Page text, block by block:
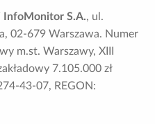
InfoMonitor S.A., ul.
02-679 Warszawa. Numer
m.st. Warszawy, XIII
7.105.000 zł
43-07, REGON: